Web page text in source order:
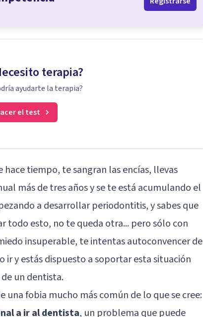
terapia?
ayudarte la terapia?
el test
hace tiempo, te sangran las encías, llevas
más de tres años y se te está acumulando el
a desarrollar periodontitis, y sabes que
todo esto, no te queda otra... pero sólo con
insuperable, te intentas autoconvencer de
ir y estás dispuesto a soportar esta situación
un dentista.
una fobia mucho más común de lo que se cree:
a ir al dentista, un problema que puede